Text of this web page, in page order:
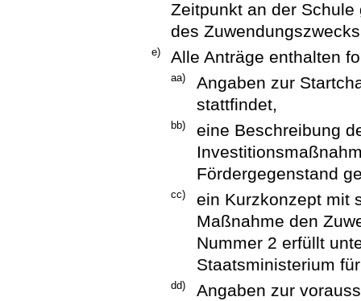
Zeitpunkt an der
des
e) Alle Anträge enthalten
aa)
Angaben zur
stattfindet,
bb)
eine Beschreibung
Fördergegenstand
cc)
ein Kurzkonzept mit
Maßnahme den
Nummer 2 erfüllt
Staatsministerium
dd)
Angaben zur